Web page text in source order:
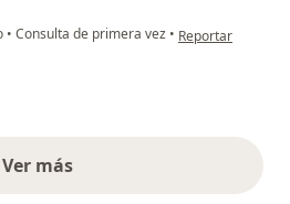
• Consulta de primera vez • en opinión del
Reportar
Ver másopiniones anteriores